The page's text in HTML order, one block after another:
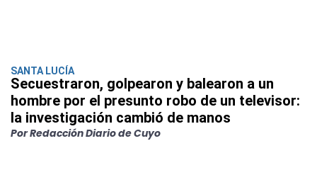
SANTA LUCÍA
Secuestraron, golpearon y balearon a un
hombre por el presunto robo de un televisor:
la investigación cambió de manos
Por Redacción Diario de Cuyo